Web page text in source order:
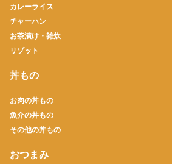
カレーライス
チャーハン
お茶漬け・雑炊
リゾット
丼もの
お肉の丼もの
魚介の丼もの
その他の丼もの
おつまみ